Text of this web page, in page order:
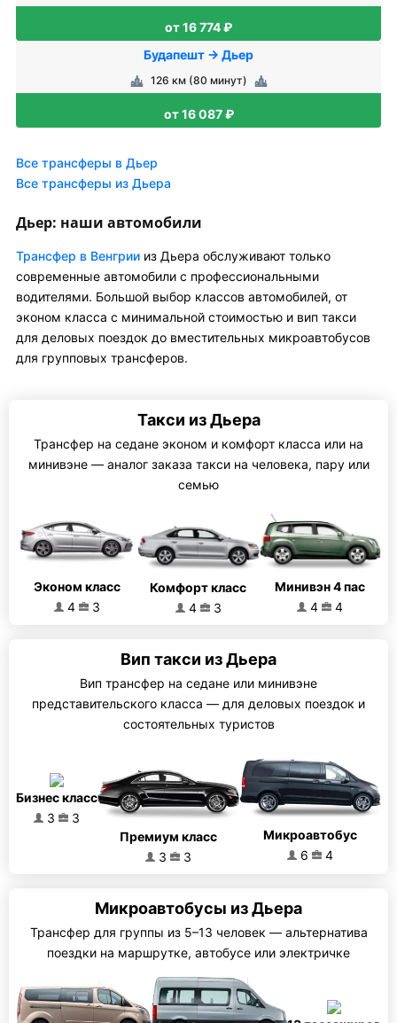
от 16 774 ₽
Будапешт → Дьер
126 км (80 минут)
от 16 087 ₽
Все трансферы в Дьер
Все трансферы из Дьера
Дьер: наши автомобили
Трансфер в Венгрии из Дьера обслуживают только
современные автомобили с профессиональными
водителями. Большой выбор классов автомобилей, от
эконом класса с минимальной стоимостью и вип такси
для деловых поездок до вместительных микроавтобусов
для групповых трансферов.
Такси из Дьера
Трансфер на седане эконом и комфорт класса или на
минивэне — аналог заказа такси на человека, пару или
семью
Эконом класс
4
3
Комфорт класс
4
3
Минивэн 4 пас
4
4
Вип такси из Дьера
Вип трансфер на седане или минивэне
представительского класса — для деловых поездок и
состоятельных туристов
Бизнес класс
3
3
Премиум класс
3
3
Микроавтобус
6
4
Микроавтобусы из Дьера
Трансфер для группы из 5–13 человек — альтернатива
поездки на маршрутке, автобусе или электричке